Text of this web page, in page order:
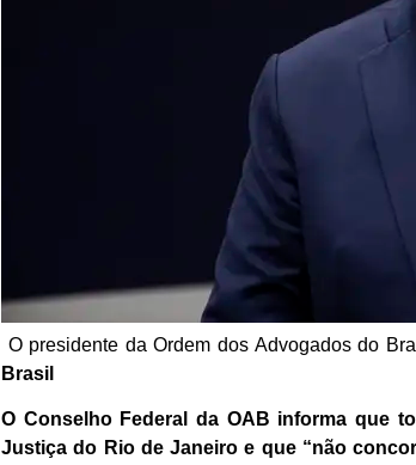
O presidente da Ordem dos Advogados do
Brasil
O Conselho Federal da OAB informa que
Justiça do Rio de Janeiro e que “não